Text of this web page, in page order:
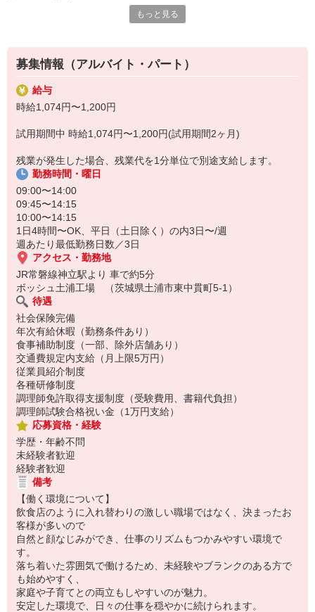
入社後は先輩たちが優しくフォローしながら進めますので、
安心してお仕事を始められます。
【会社について】
給食受託の外資系大手企業、コンパスグループ・ジャパン。
全国約1,500ヵ所で「コントラクトフードサービス」を展開して
います
〇小鉢や付け合わせをお皿に盛り付ける
調理員が調理を行う為、包丁などは基本的には使いません。
料理が苦手、普段は料理をあまりしないという方もご安心下さい♪
盛り付けのお仕事が終わったら、料理提供の準備や洗い場など、
別の担当のお手伝いをお願いすることもあります◎
もっと見る
募集情報（アルバイト・パート）
給与
時給1,074円〜1,200円
試用期間中 時給1,074円〜1,200円(試用期間2ヶ月)
残業が発生した場合、残業代を1分単位で別途支給します。
勤務時間・曜日
09:00〜14:00
09:45〜14:15
10:00〜14:15
1日4時間〜OK、平日（土日除く）の内3日〜/週
週あたり最低勤務日数／3日
アクセス・勤務地
JR常磐線神立駅より 車で約5分
ボッシュ土浦工場 （茨城県土浦市東中貫町5-1）
待遇
社会保険完備
年次有給休暇（勤務条件あり）
食事補助制度（一部、除外店舗あり）
交通費規定内支給（月上限5万円）
従業員紹介制度
各種研修制度
調理師免許取得支援制度（受験費用、書籍代負担）
調理師試験合格祝い金（1万円支給）
応募資格・経験
学歴・年齢不問
未経験者歓迎
経験者歓迎
備考
【働く環境について】
飲食店のように入れ替わりの激しい職場ではなく、決まったお
客様が多いので
自然と顔なじみができ、仕事のリズムもつかみやすい環境で
す。
落ち着いた雰囲気で働けるため、未経験やブランクのある方で
も始めやすく、
家庭や子育てとの両立もしやすいのが魅力。
安定した環境で、日々の仕事を穏やかに続けられます。